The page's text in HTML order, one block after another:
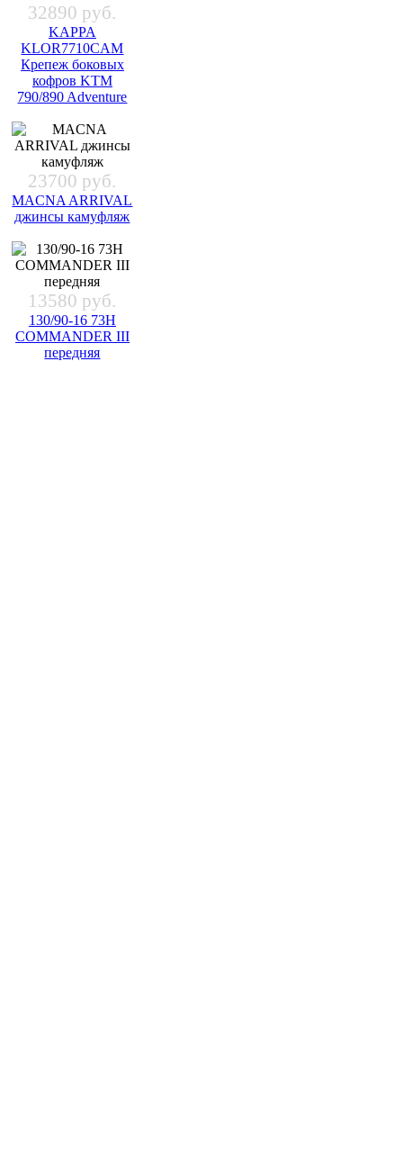
32890 руб.
KAPPA
KLOR7710CAM
Крепеж боковых
кофров KTM
790/890 Adventure
23700 руб.
MACNA ARRIVAL
джинсы камуфляж
13580 руб.
130/90-16 73H
COMMANDER III
передняя